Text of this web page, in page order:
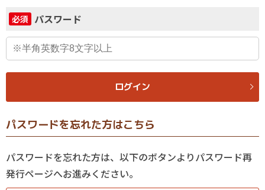
必須 パスワード
ログイン
パスワードを忘れた方はこちら
パスワードを忘れた方は、以下のボタンよりパスワード再
発行ページへお進みください。